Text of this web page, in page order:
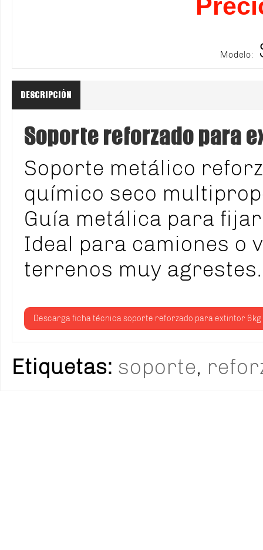
Modelo:
DESCRIPCIÓN
Soporte reforzado para
Soporte metálico
químico seco
Guía metálica para
Ideal para camiones o
terrenos muy agrestes.
Descarga ficha técnica soporte reforzado para extintor 6kg
Etiquetas: soporte,